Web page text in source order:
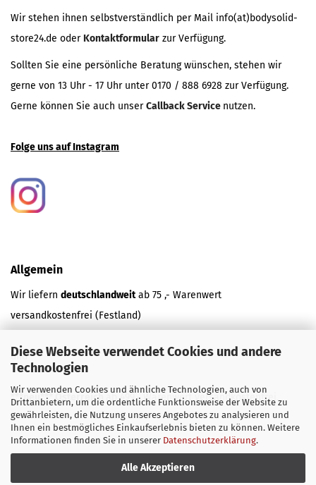
Diese Webseite verwendet Cookies und andere
Technologien
Wir verwenden Cookies und ähnliche Technologien, auch von
Drittanbietern, um die ordentliche Funktionsweise der Website zu
gewährleisten, die Nutzung unseres Angebotes zu analysieren und
Ihnen ein bestmögliches Einkaufserlebnis bieten zu können. Weitere
Informationen finden Sie in unserer Datenschutzerklärung.
Alle Akzeptieren
Wir stehen ihnen selbstverständlich per Mail info(at)bodysolid-
store24.de oder Kontaktformular zur Verfügung.
Sollten Sie eine persönliche Beratung wünschen, stehen wir
gerne von 13 Uhr - 17 Uhr unter 0170 / 888 6928 zur Verfügung.
Gerne können Sie auch unserCallback Service nutzen.
Folge uns auf Instagram
Allgemein
Wir liefern deutschlandweitab 75 ,- Warenwert
versandkostenfrei (Festland)
und
***neu*** Österreich ab 499,- Warenwert versandkostenfrei.